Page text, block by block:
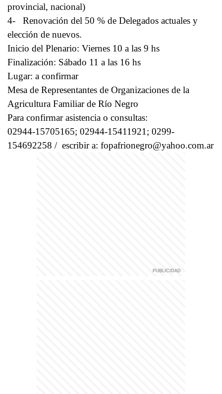
provincial, nacional)
4- Renovación del 50 % de Delegados actuales y
elección de nuevos.
Inicio del Plenario: Viernes 10 a las 9 hs
Finalización: Sábado 11 a las 16 hs
Lugar: a confirmar
Mesa de Representantes de Organizaciones de la
Agricultura Familiar de Río Negro
Para confirmar asistencia o consultas:
02944-15705165; 02944-15411921; 0299-
154692258 / escribir a: fopafrionegro@yahoo.com.ar